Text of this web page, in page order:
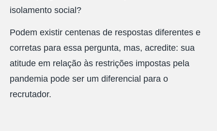
isolamento social?
Podem existir centenas de respostas diferentes e
corretas para essa pergunta, mas, acredite: sua
atitude em relação às restrições impostas pela
pandemia pode ser um diferencial para o
recrutador.